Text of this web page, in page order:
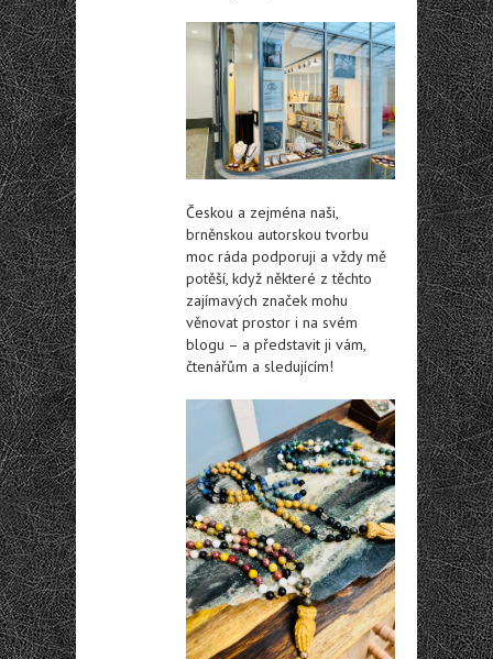
Českou a zejména naši,
brněnskou autorskou tvorbu
moc ráda podporuji a vždy mě
potěší, když některé z těchto
zajímavých značek mohu
věnovat prostor i na svém
blogu – a představit ji vám,
čtenářům a sledujícím!